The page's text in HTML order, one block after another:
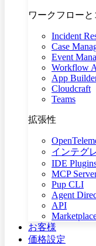
ワークフロー
Incident
Case
Event
Workflow
App
Cloudcraft
Teams
拡張性
インテグ
IDE
MCP
Pup CLI
Agent
API
お客様
価格設定